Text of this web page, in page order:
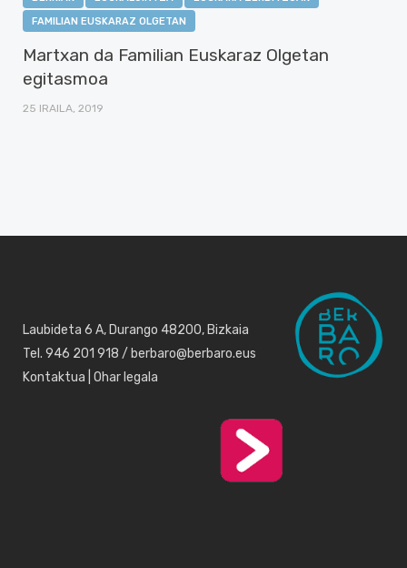
FAMILIAN EUSKARAZ OLGETAN
Martxan da Familian Euskaraz Olgetan
egitasmoa
25 IRAILA, 2019
Laubideta 6 A, Durango 48200, Bizkaia
Tel. 946 201 918 / berbaro@berbaro.eus
Kontaktua Ohar legala